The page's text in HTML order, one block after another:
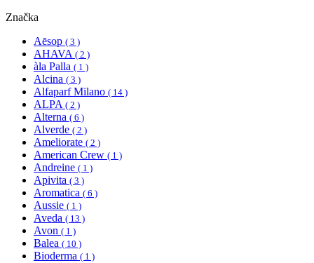
Značka
Aēsop ( 3 )
AHAVA ( 2 )
àla Palla ( 1 )
Alcina ( 3 )
Alfaparf Milano ( 14 )
ALPA ( 2 )
Alterna ( 6 )
Alverde ( 2 )
Ameliorate ( 2 )
American Crew ( 1 )
Andreine ( 1 )
Apivita ( 3 )
Aromatica ( 6 )
Aussie ( 1 )
Aveda ( 13 )
Avon ( 1 )
Balea ( 10 )
Bioderma ( 1 )